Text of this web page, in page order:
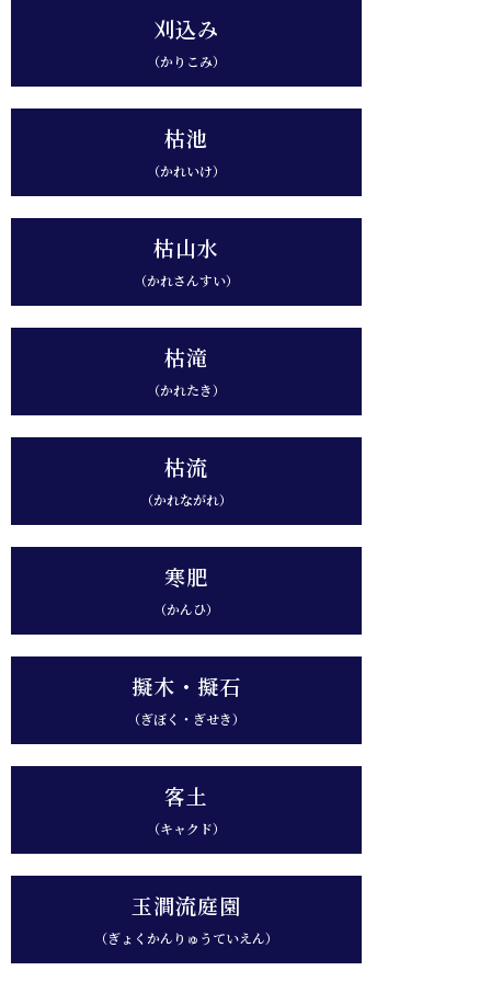
刈込み
（かりこみ）
枯池
（かれいけ）
枯山水
（かれさんすい）
枯滝
（かれたき）
枯流
（かれながれ）
寒肥
（かんひ）
擬木・擬石
（ぎぼく・ぎせき）
客土
（キャクド）
玉澗流庭園
（ぎょくかんりゅうていえん）